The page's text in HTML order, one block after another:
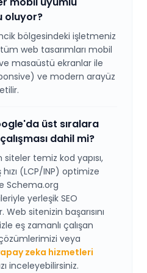
oluyor?
bölgesindeki işletmeniz
tüm web tasarımları mobil
masaüstü ekranlar ile
ve modern arayüz
üst sıralara
dahil mi?
temiz kod yapısı,
(LCP/INP) optimize
Schema.org
yerleşik SEO
Web sitenizin başarısını
eş zamanlı çalışan
veya
zeka hizmetleri
inceleyebilirsiniz.